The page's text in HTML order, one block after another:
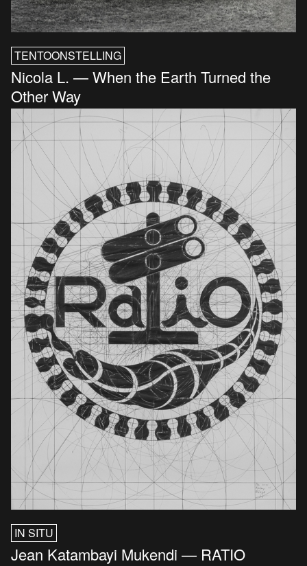
TENTOONSTELLING
Nicola L. — When the Earth Turned the
Other Way
IN SITU
Jean Katambayi Mukendi — RATIO